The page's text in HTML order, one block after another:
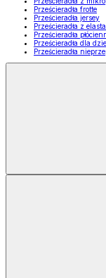
Prześcieradła frotte
Prześcieradła jersey
Prześcieradła z
Prześcieradła
Prześcieradła dla
Prześcieradła